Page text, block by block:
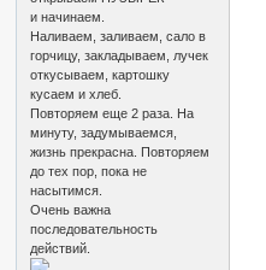
и начинаем.
Наливаем, заливаем, сало в
горчицу, закладываем, лучек
откусываем, картошку
кусаем и хлеб.
Повторяем еще 2 раза. На
минуту, задумываемся,
жизнь прекрасна. Повторяем
до тех пор, пока не
насытимся.
Очень важна
последовательность
действий.